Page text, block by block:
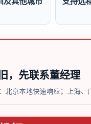
，先联系董经理
北京本地快速响应；上海